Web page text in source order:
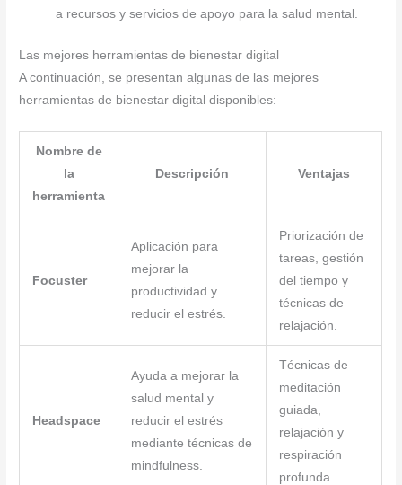
a recursos y servicios de apoyo para la salud mental.
Las mejores herramientas de bienestar digital
A continuación, se presentan algunas de las mejores
herramientas de bienestar digital disponibles:
Nombre de
la
herramienta
Descripción Ventajas
Focuster
Aplicación para
mejorar la
productividad y
reducir el estrés.
Priorización de
tareas, gestión
del tiempo y
técnicas de
relajación.
Headspace
Ayuda a mejorar la
salud mental y
reducir el estrés
mediante técnicas de
mindfulness.
Técnicas de
meditación
guiada,
relajación y
respiración
profunda.